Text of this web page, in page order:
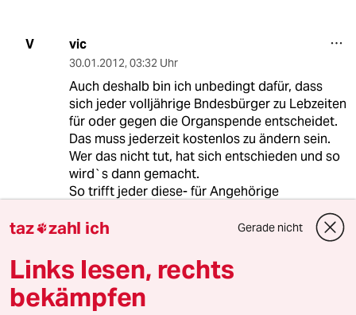
V vic
30.01.2012, 03:32 Uhr
Auch deshalb bin ich unbedingt dafür, dass
sich jeder volljährige Bndesbürger zu Lebzeiten
für oder gegen die Organspende entscheidet.
Das muss jederzeit kostenlos zu ändern sein.
Wer das nicht tut, hat sich entschieden und so
wird`s dann gemacht.
So trifft jeder diese- für Angehörige
derartige Agenturen verlieren ihre
F FMH
taz zahl ich Gerade nicht
Links lesen, rechts
bekämpfen